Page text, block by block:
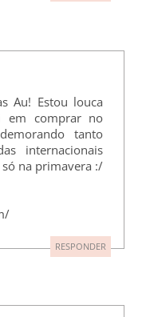
Au! Estou louca
em comprar no
tanto
internacionais
só na primavera :/
RESPONDER